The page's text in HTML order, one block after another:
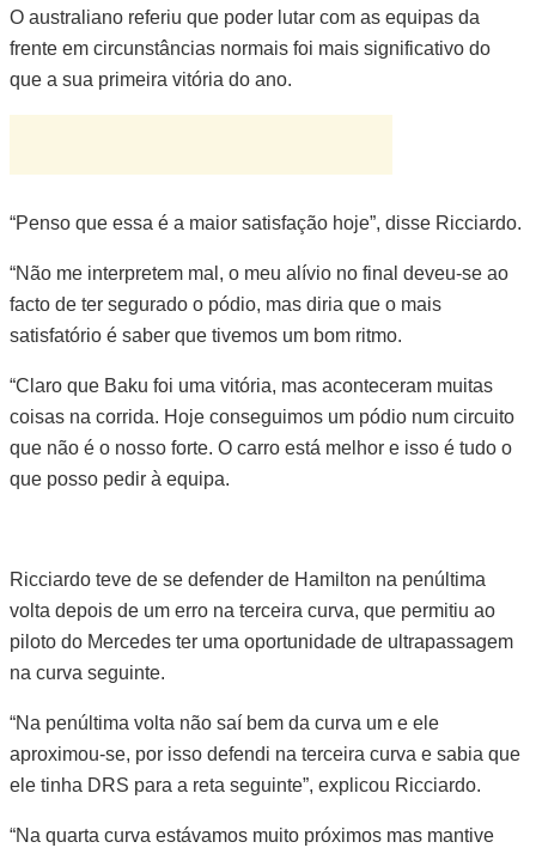
O australiano referiu que poder lutar com as equipas da
frente em circunstâncias normais foi mais significativo do
que a sua primeira vitória do ano.
“Penso que essa é a maior satisfação hoje”, disse Ricciardo.
“Não me interpretem mal, o meu alívio no final deveu-se ao
facto de ter segurado o pódio, mas diria que o mais
satisfatório é saber que tivemos um bom ritmo.
“Claro que Baku foi uma vitória, mas aconteceram muitas
coisas na corrida. Hoje conseguimos um pódio num circuito
que não é o nosso forte. O carro está melhor e isso é tudo o
que posso pedir à equipa.
Ricciardo teve de se defender de Hamilton na penúltima
volta depois de um erro na terceira curva, que permitiu ao
piloto do Mercedes ter uma oportunidade de ultrapassagem
na curva seguinte.
“Na penúltima volta não saí bem da curva um e ele
aproximou-se, por isso defendi na terceira curva e sabia que
ele tinha DRS para a reta seguinte”, explicou Ricciardo.
“Na quarta curva estávamos muito próximos mas mantive